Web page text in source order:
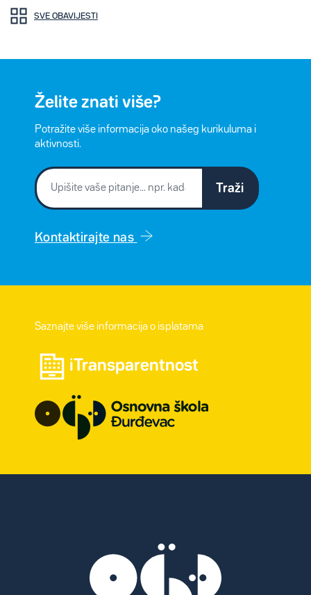
SVE OBAVIJESTI
Želite znati više?
Potražite više informacija oko našeg kurikuluma i
aktivnosti.
Traži
Kontaktirajte nas
Saznajte više informacija o isplatama
iTransparentnost